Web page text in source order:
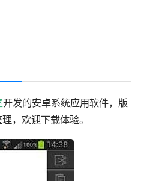
开发的安卓系统应用软件，版
，欢迎下载体验。